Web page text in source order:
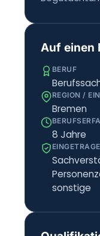
Auf einen
BERUF
REGION /
Bremen
8 Jahre
sonstige